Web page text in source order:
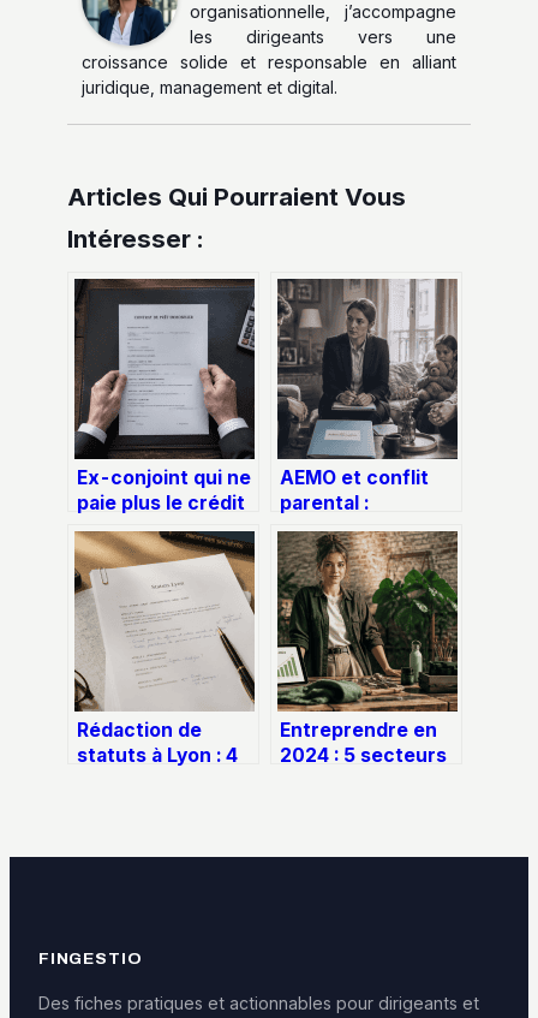
organisationnelle, j’accompagne
les dirigeants vers une
croissance solide et responsable en alliant
juridique, management et digital.
Articles Qui Pourraient Vous
Intéresser :
Ex-conjoint qui ne
paie plus le crédit
immobilier :
comment protéger
votre patrimoine
AEMO et conflit
parental :
comment protéger
l’enfant sans le
séparer de ses
parents
Rédaction de
statuts à Lyon : 4
Greffe
Entreprendre en
2024 : 5 secteurs
risque
FINGESTIO
Des fiches pratiques et actionnables pour dirigeants et